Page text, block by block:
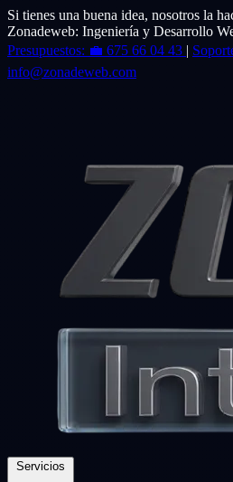
Si tienes una buena idea, nosotros la
Zonadeweb: Ingeniería y Desarrollo
Presupuestos: 💼 675 66 04 43 |
info@zonadeweb.com